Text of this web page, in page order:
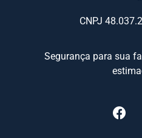
CNPJ
Segurança para sua